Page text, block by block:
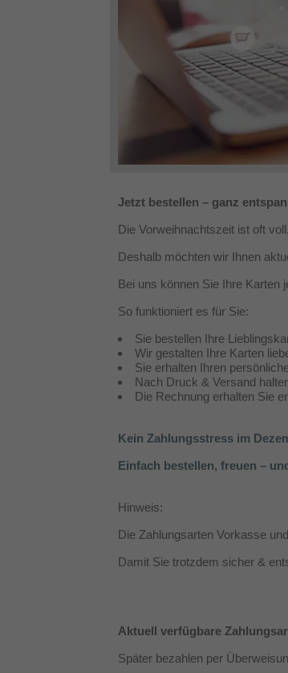
Jetzt bestellen – ganz
Die Vorweihnachtszeit ist oft
Deshalb möchten wir Ihnen
Bei uns können Sie Ihre Karten
So funktioniert es für Sie:
Sie bestellen Ihre
Wir gestalten Ihre Karten
Sie erhalten Ihren
Nach Druck & Versand
Die Rechnung erhalten Sie
Kein Zahlungsstress im
Einfach bestellen, freuen –
Hinweis:
Die Zahlungsarten Vorkasse
Damit Sie trotzdem sicher &
Aktuell verfügbare
Später bezahlen per